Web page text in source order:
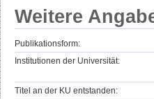
Weitere
Publikationsform:
Institutionen der Universität:
Titel an der KU entstanden: